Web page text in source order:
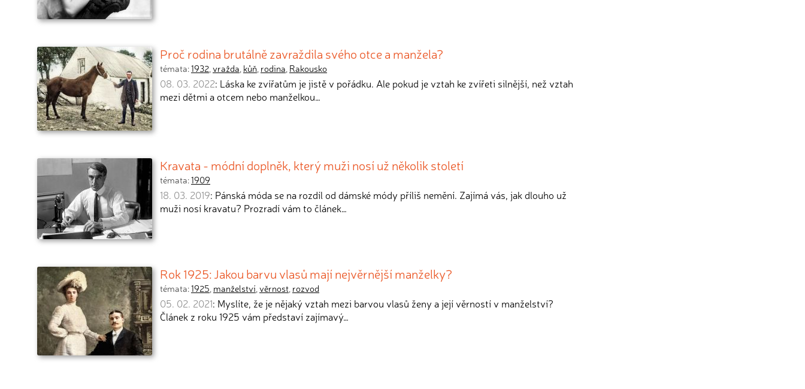
Proč rodina brutálně zavraždila svého otce a manžela?
témata:1932,vražda, kůň, rodina, Rakousko
08. 03. 2022: Láska ke zvířatům je jistě v pořádku. Ale pokud je vztah ke zvířeti silnější, než vztah
mezi dětmi a otcem nebo manželkou…
Kravata - módní doplněk, který muži nosí už několik století
témata:1909
18. 03. 2019: Pánská móda se na rozdíl od dámské módy příliš nemění. Zajímá vás, jak dlouho už
muži nosí kravatu? Prozradí vám to článek…
Rok 1925: Jakou barvu vlasů mají nejvěrnější manželky?
témata:1925, manželství,věrnost, rozvod
05. 02. 2021: Myslíte, že je nějaký vztah mezi barvou vlasů ženy a její věrností v manželství?
Článek z roku 1925 vám představí zajímavý…